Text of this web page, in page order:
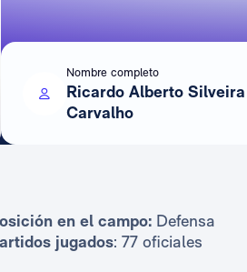
Nombre completo
Ricardo Alberto
Carvalho
en el campo:Defensa
jugados: 77 oficiales